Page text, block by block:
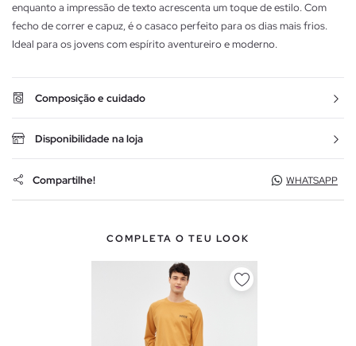
enquanto a impressão de texto acrescenta um toque de estilo. Com
fecho de correr e capuz, é o casaco perfeito para os dias mais frios.
Ideal para os jovens com espírito aventureiro e moderno.
Composição e cuidado
Disponibilidade na loja
Compartilhe! WHATSAPP
COMPLETA O TEU LOOK